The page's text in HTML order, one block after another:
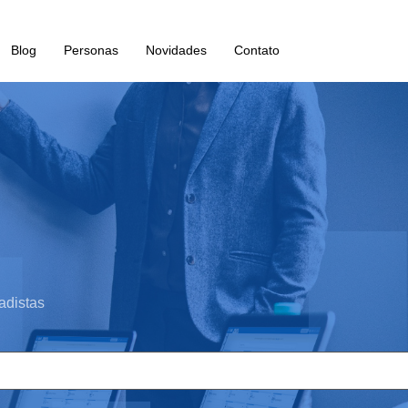
Blog Personas Novidades Contato